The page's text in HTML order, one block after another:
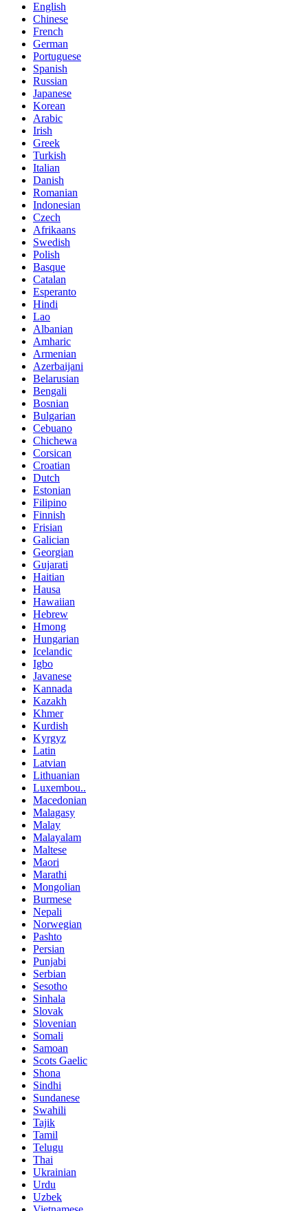
English
Chinese
French
German
Portuguese
Spanish
Russian
Japanese
Korean
Arabic
Irish
Greek
Turkish
Italian
Danish
Romanian
Indonesian
Czech
Afrikaans
Swedish
Polish
Basque
Catalan
Esperanto
Hindi
Lao
Albanian
Amharic
Armenian
Azerbaijani
Belarusian
Bengali
Bosnian
Bulgarian
Cebuano
Chichewa
Corsican
Croatian
Dutch
Estonian
Filipino
Finnish
Frisian
Galician
Georgian
Gujarati
Haitian
Hausa
Hawaiian
Hebrew
Hmong
Hungarian
Icelandic
Igbo
Javanese
Kannada
Kazakh
Khmer
Kurdish
Kyrgyz
Latin
Latvian
Lithuanian
Luxembou..
Macedonian
Malagasy
Malay
Malayalam
Maltese
Maori
Marathi
Mongolian
Burmese
Nepali
Norwegian
Pashto
Persian
Punjabi
Serbian
Sesotho
Sinhala
Slovak
Slovenian
Somali
Samoan
Scots Gaelic
Shona
Sindhi
Sundanese
Swahili
Tajik
Tamil
Telugu
Thai
Ukrainian
Urdu
Uzbek